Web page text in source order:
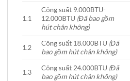
1.1
Công suất 9.000BTU-
12.000BTU (Đã bao gồm
hút chân không)
1.2
Công suất 18.000BTU (Đã
bao gồm hút chân không)
1.3
Công suất 24.000BTU (Đã
bao gồm hút chân không)